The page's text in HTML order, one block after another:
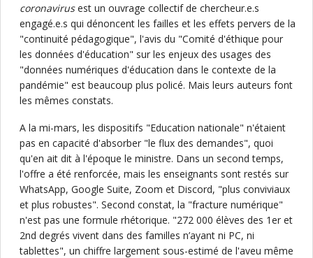
coronavirusest un ouvrage collectif de chercheur.e.s
engagé.e.s qui dénoncent les failles et les effets pervers de la
"continuité pédagogique", l'avis du "Comité d'éthique pour
les données d'éducation" sur les enjeux des usages des
"données numériques d'éducation dans le contexte de la
pandémie" est beaucoup plus policé. Mais leurs auteurs font
les mêmes constats.
A la mi-mars, les dispositifs "Education nationale" n'étaient
pas en capacité d'absorber "le flux des demandes", quoi
qu'en ait dit à l'époque le ministre. Dans un second temps,
l'offre a été renforcée, mais les enseignants sont restés sur
WhatsApp, Google Suite, Zoom et Discord, "plus conviviaux
et plus robustes". Second constat, la "fracture numérique"
n'est pas une formule rhétorique. "272 000 élèves des 1er et
2nd degrés vivent dans des familles n’ayant ni PC, ni
tablettes", un chiffre largement sous-estimé de l'aveu même